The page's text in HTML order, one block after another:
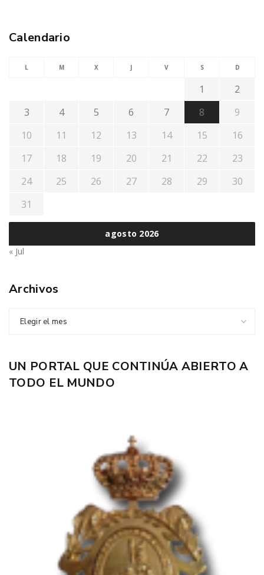
Calendario
agosto 2026
L M X J V S D
1
2
3
4 5 6 7 8
9
10
11 12 13 14 15
16
17
18 19 20 21 22
23
24
25 26 27 28 29
30
31
« Jul
Archivos
Elegir el mes
UN PORTAL QUE CONTINÚA ABIERTO A
TODO EL MUNDO